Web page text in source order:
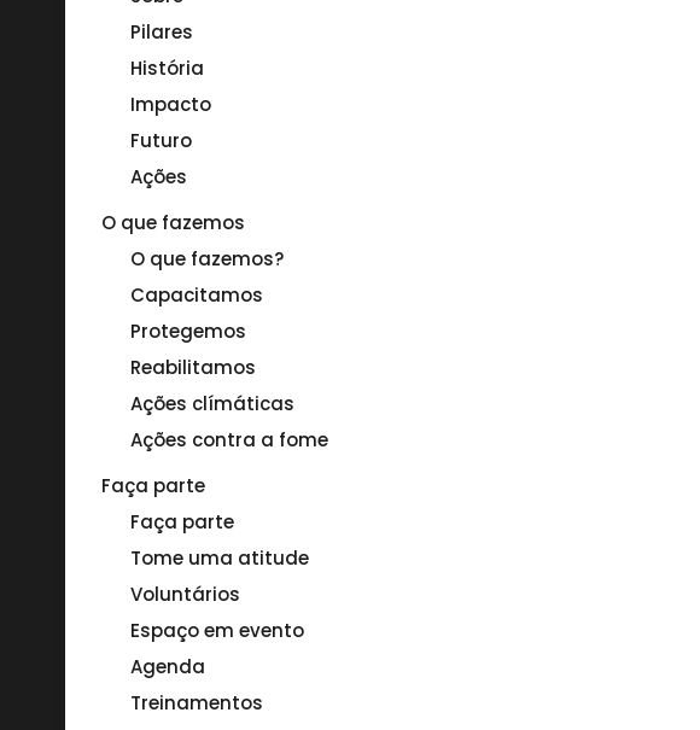
Pilares
História
Impacto
Futuro
Ações
O que fazemos
O que fazemos?
Capacitamos
Protegemos
Reabilitamos
Ações clímáticas
Ações contra a fome
Faça parte
Faça parte
Tome uma atitude
Voluntários
Espaço em evento
Agenda
Treinamentos